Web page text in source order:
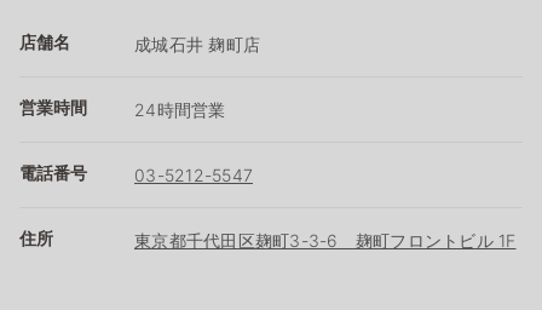
店舗名 成城石井 麹町店
営業時間 24時間営業
電話番号 03-5212-5547
住所 東京都千代田区麹町3-3-6 麹町フロントビル 1F